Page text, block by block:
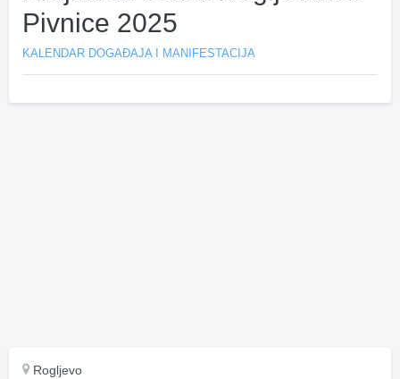
Pivnice 2025
KALENDAR DOGAĐAJA I MANIFESTACIJA
Rogljevo